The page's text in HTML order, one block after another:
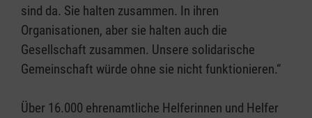
sind da. Sie halten zusammen. In ihren
Organisationen, aber sie halten auch die
Gesellschaft zusammen. Unsere solidarische
Gemeinschaft würde ohne sie nicht funktionieren.“
Über 16.000 ehrenamtliche Helferinnen und Helfer